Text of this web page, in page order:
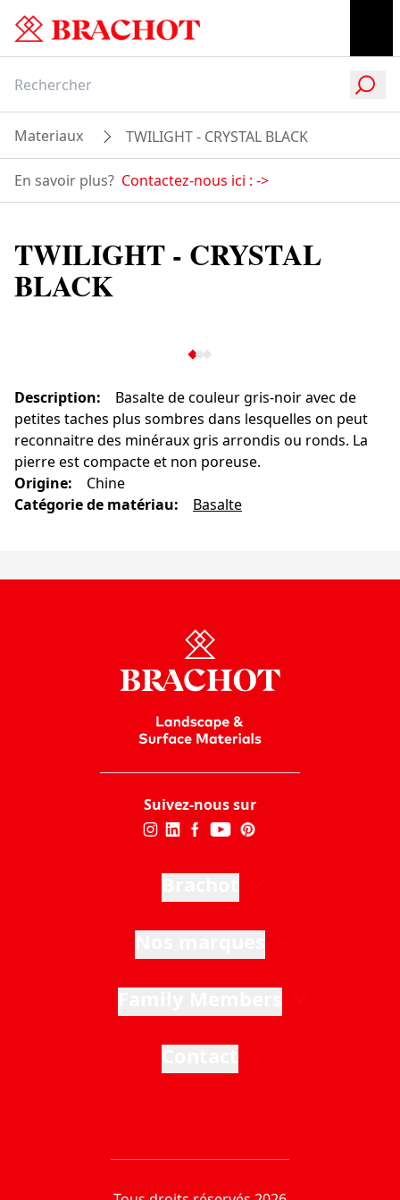
Materiaux TWILIGHT - CRYSTAL BLACK
En savoir plus? Contactez-nous ici : ->
TWILIGHT - CRYSTAL
BLACK
Description:
Basalte de couleur gris-noir avec de
petites taches plus sombres dans lesquelles on peut
reconnaitre des minéraux gris arrondis ou ronds. La
pierre est compacte et non poreuse.
Origine:
Chine
Catégorie de matériau: Basalte
Suivez-nous sur